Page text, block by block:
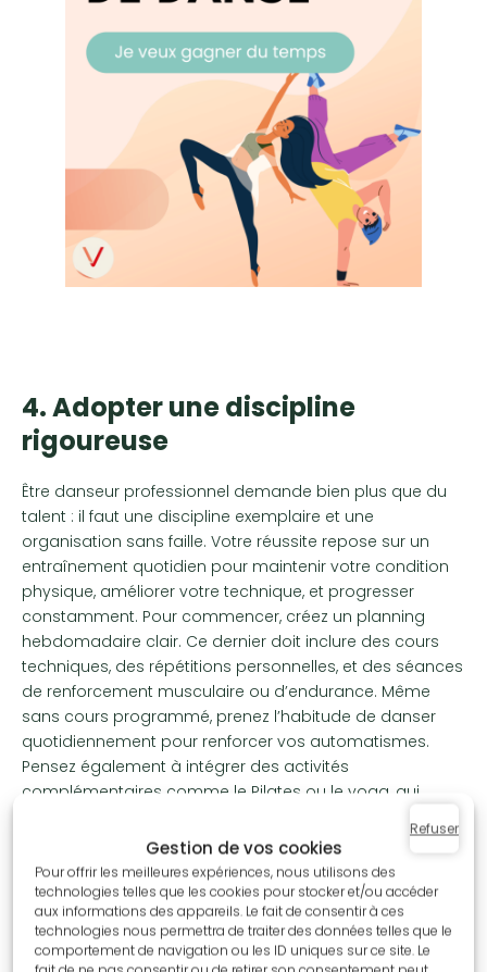
Gestion de vos cookies
Pour offrir les meilleures expériences, nous utilisons des
technologies telles que les cookies pour stocker et/ou accéder
aux informations des appareils. Le fait de consentir à ces
technologies nous permettra de traiter des données telles que le
comportement de navigation ou les ID uniques sur ce site. Le
Refuser
4. Adopter une discipline
rigoureuse
Être danseur professionnel demande bien plus que du
talent : il faut une discipline exemplaire et une
organisation sans faille. Votre réussite repose sur un
entraînement quotidien pour maintenir votre condition
physique, améliorer votre technique, et progresser
constamment. Pour commencer, créez un planning
hebdomadaire clair. Ce dernier doit inclure des cours
techniques, des répétitions personnelles, et des séances
de renforcement musculaire ou d’endurance. Même
sans cours programmé, prenez l’habitude de danser
quotidiennement pour renforcer vos automatismes.
Pensez également à intégrer des activités
complémentaires comme le Pilates ou le yoga, qui
Pour suivre vos progrès, tenez un journal de danse :
notez vos réussites, vos faiblesses, et les points à
travailler. Ce suivi vous permettra de rester motivé et de
visualiser vos évolutions. Vous pouvez également filmer